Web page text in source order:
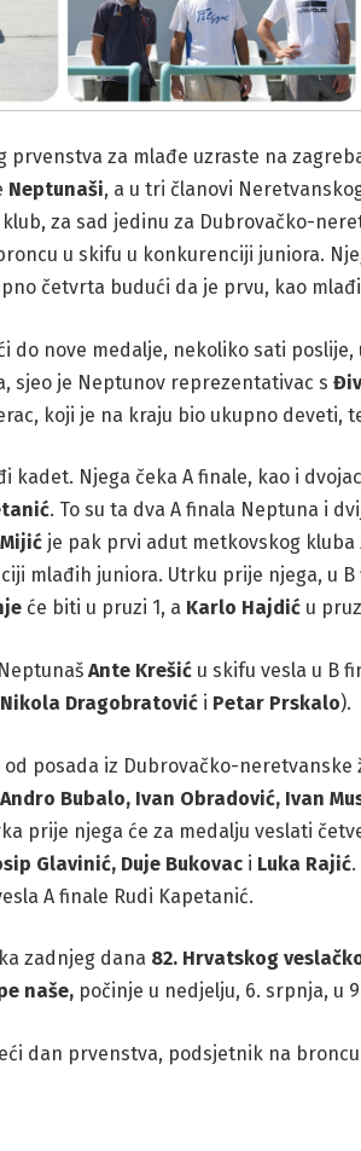
prvenstva za mlađe uzraste na
Neptunaši, a u tri članovi
za sad jedinu za Dubrovačko-
u skifu u konkurenciji juniora.
četvrta budući da je prvu, kao
do nove medalje, nekoliko sati
sjeo je Neptunov reprezentativac s
koji je na kraju bio ukupno deveti,
kadet. Njega čeka A finale, kao i
. To su ta dva A finala Neptuna i
je pak prvi adut metkovskog kluba
mlađih juniora. Utrku prije njega, u
će biti u pruzi 1, a Karlo Hajdiću
Ante Krešiću skifu vesla u B
Nikola Dragobratovići Petar Prskalo).
posada iz Dubrovačko-neretvanske
Andro Bubalo, Ivan Obradović, Ivan
prije njega će za medalju veslati
Glavinić, Duje Bukovaci Luka Rajić.
A finale Rudi Kapetanić.
zadnjeg dana 82. Hrvatskog
naše,počinje u nedjelju, 6. srpnja, u
dan prvenstva, podsjetnik na